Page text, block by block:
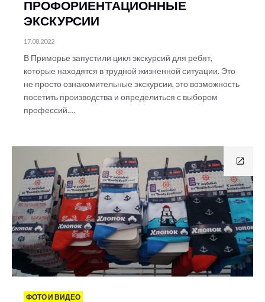
ПРОФОРИЕНТАЦИОННЫЕ
ЭКСКУРСИИ
17.08.2022
В Приморье запустили цикл экскурсий для ребят,
которые находятся в трудной жизненной ситуации. Это
не просто ознакомительные экскурсии, это возможность
посетить производства и определиться с выбором
профессий.…
ФОТО И ВИДЕО